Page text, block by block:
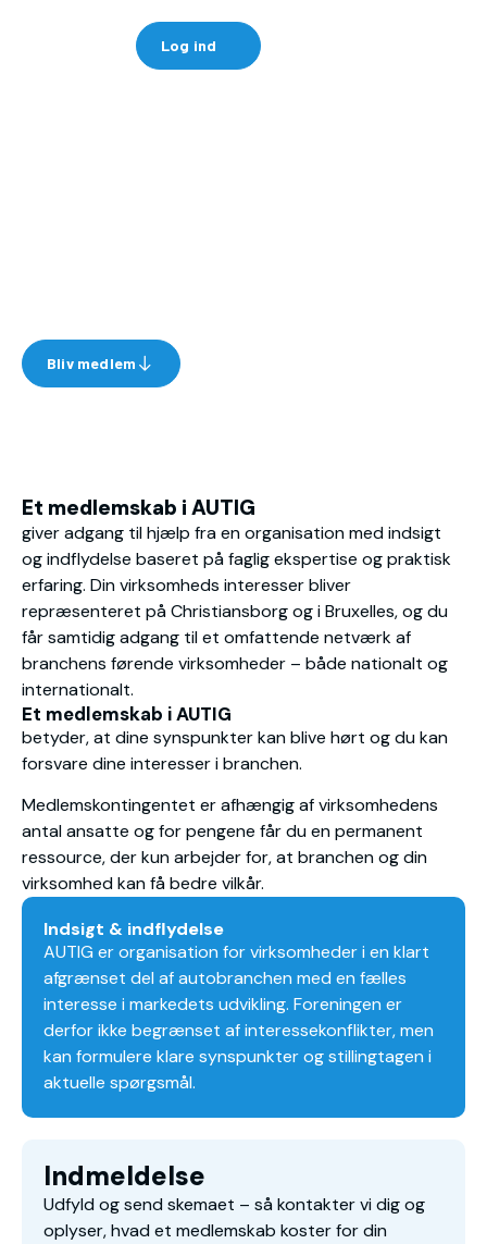
Log ind
Bliv medlem
Et medlemskab i AUTIG
giver adgang til hjælp fra en organisation med indsigt
og indflydelse baseret på faglig ekspertise og praktisk
erfaring. Din virksomheds interesser bliver
repræsenteret på Christiansborg og i Bruxelles, og du
får samtidig adgang til et omfattende netværk af
branchens førende virksomheder – både nationalt og
internationalt.
Et medlemskab i AUTIG
betyder, at dine synspunkter kan blive hørt og du kan
forsvare dine interesser i branchen.
Medlemskontingentet er afhængig af virksomhedens
antal ansatte og for pengene får du en permanent
ressource, der kun arbejder for, at branchen og din
virksomhed kan få bedre vilkår.
Indsigt & indflydelse
AUTIG er organisation for virksomheder i en klart
afgrænset del af autobranchen med en fælles
interesse i markedets udvikling. Foreningen er
derfor ikke begrænset af interessekonflikter, men
kan formulere klare synspunkter og stillingtagen i
aktuelle spørgsmål.
Indmeldelse
Udfyld og send skemaet – så kontakter vi dig og
oplyser, hvad et medlemskab koster for din